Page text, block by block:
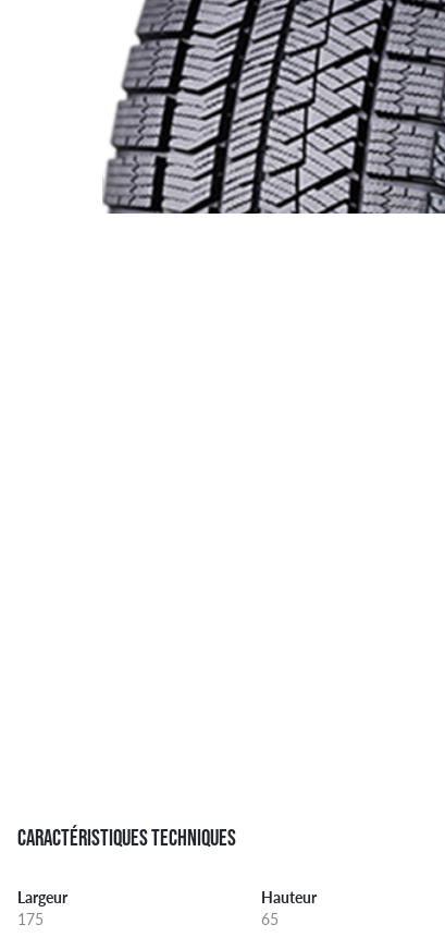
CARACTÉRISTIQUES TECHNIQUES
Largeur
175
Hauteur
65